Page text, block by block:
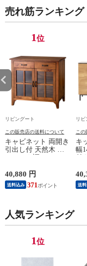
売れ筋ランキング
1位
リビングート
この販売店の送料について
キャビネット 両開き
引出し付 天然木 エ
スニック調 Timber
収納 食器棚 収納 キ
ッチン 飾り棚 完成
品 キッチンキャビネ
れ ）
40,880 円
送料込み 371
リビ
こ
キ
幅
付
ー
ク
除
送
人気ランキング
1位